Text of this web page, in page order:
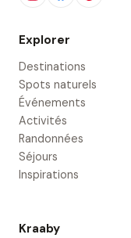
Explorer
Destinations
Spots naturels
Événements
Activités
Randonnées
Séjours
Inspirations
Kraaby